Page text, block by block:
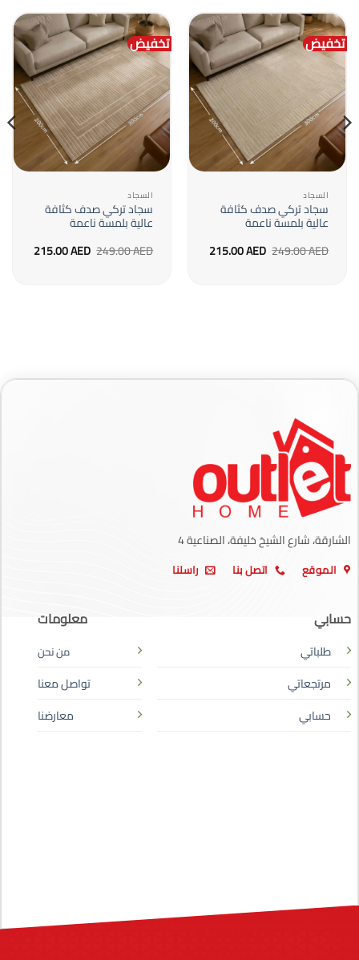
تخفيض
السجاد
سجاد تركي صدف كثافة
عالية بلمسة ناعمة
249.00AED السعر
الأصلي215.00AED السعر
الحالي
تخفيض
السجاد
سجاد تركي صدف كثافة
عالية بلمسة ناعمة
249.00AED السعر
الأصلي215.00AED السعر
الحالي
الشارقة، شارع الشيخ خليفة، الصناعية 4
الموقع اتصل بنا راسلنا
حسابي
طلباتي
مرتجعاتي
حسابي
معلومات
من نحن
تواصل معنا
معارضنا